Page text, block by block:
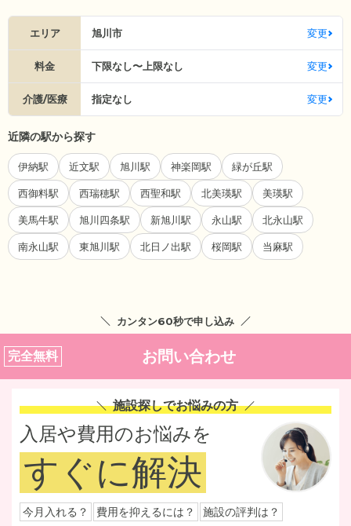
エリア 旭川市 変更
料金 下限なし〜上限なし 変更
介護/医療 指定なし 変更
近隣の駅から探す
伊納駅 近文駅 旭川駅 神楽岡駅 緑が丘駅
西御料駅 西瑞穂駅 西聖和駅 北美瑛駅 美瑛駅
美馬牛駅 旭川四条駅 新旭川駅 永山駅 北永山駅
南永山駅 東旭川駅 北日ノ出駅 桜岡駅 当麻駅
カンタン60秒で申し込み
完全無料 お問い合わせ
施設探しでお悩みの方
入居や費用のお悩みを
すぐに解決
今月入れる？ 費用を抑えるには？ 施設の評判は？